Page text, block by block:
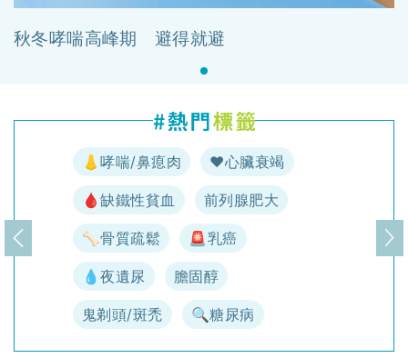
秋冬哮喘高峰期 避得就避
👃哮喘/鼻瘜肉 ♥️心臟衰竭
🩸缺鐵性貧血 前列腺肥大
🦴骨質疏鬆 🚨乳癌
💧夜遺尿 膽固醇
鬼剃頭/斑禿 🔍糖尿病
上一頁 下